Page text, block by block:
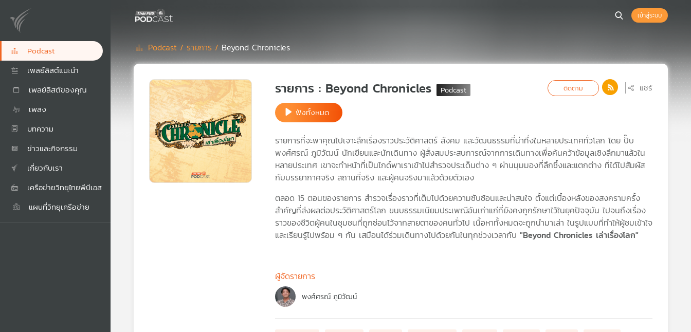
Podcast
เพลย์ลิสต์แนะนำ
เพลย์ลิสต์ของคุณ
เพลง
บทความ
ข่าวและกิจกรรม
เกี่ยวกับเรา
เครือข่ายวิทยุไทยพีบีเอส
แผนที่วิทยุเครือข่าย
เข้าสู่ระบบ
Podcast /รายการ / Beyond Chronicles
รายการ : Beyond Chronicles ติดตาม แชร์
ฟังทั้งหมด
รายการที่จะพาคุณไปเจาะลึกเรื่องราวประวัติศาสตร์ สังคม และวัฒนธรรมที่น่าทึ่งในหลายประเทศทั่วโลก โดย ปั๊บ
พงศ์ศรณ์ ภูมิวัฒน์ นักเขียนและนักเดินทาง ผู้สั่งสมประสบการณ์จากการเดินทางเพื่อค้นคว้าข้อมูลเชิงลึกมาแล้วใน
หลายประเทศ เขาจะทำหน้าที่เป็นไกด์พาเราเข้าไปสำรวจประเด็นต่าง ๆ ผ่านมุมมองที่ลึกซึ้งและแตกต่าง ที่ได้ไปสัมผัส
กับบรรยากาศจริง สถานที่จริง และผู้คนจริงมาแล้วด้วยตัวเอง
ตลอด 15 ตอนของรายการ สำรวจเรื่องราวที่เต็มไปด้วยความซับซ้อนและน่าสนใจ ตั้งแต่เบื้องหลังของสงครามครั้ง
สำคัญที่ส่งผลต่อประวัติศาสตร์โลก ขนบธรรมเนียมประเพณีอันเก่าแก่ที่ยังคงถูกรักษาไว้ในยุคปัจจุบัน ไปจนถึงเรื่อง
ราวของชีวิตผู้คนในชุมชนที่ถูกซ่อนไว้จากสายตาของคนทั่วไป เนื้อหาทั้งหมดจะถูกนำมาเล่า ในรูปแบบที่ทำให้ผู้ชมเข้าใจ
และเรียนรู้ไปพร้อม ๆ กัน เสมือนได้ร่วมเดินทางไปด้วยกันในทุกช่วงเวลากับ "Beyond Chronicles เล่าเรื่องโลก"
ผู้จัดรายการ
พงศ์ศรณ์ ภูมิวัฒน์